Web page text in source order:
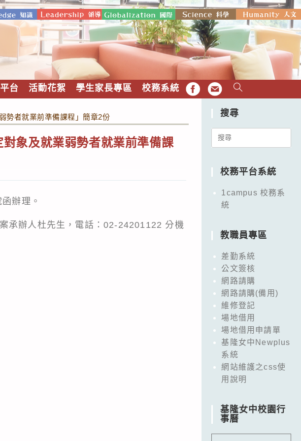
台 活動花絮 學生家長專區 校務系統 FB EMAIL
勢者就業前準備課程」簡章2份
象及就業弱勢者就業前準備課
辦理。
承辦人杜先生，電話：02-24201122 分機
搜尋
Search
校務平台系統
1campus 校務系
統
教職員專區
差勤系統
公文簽核
網路請購
網路請購(備用)
維修登記
場地借用
場地借用申請單
基隆女中Newplus
系統
網站維護之css使
用說明
基隆女中校園行
事曆